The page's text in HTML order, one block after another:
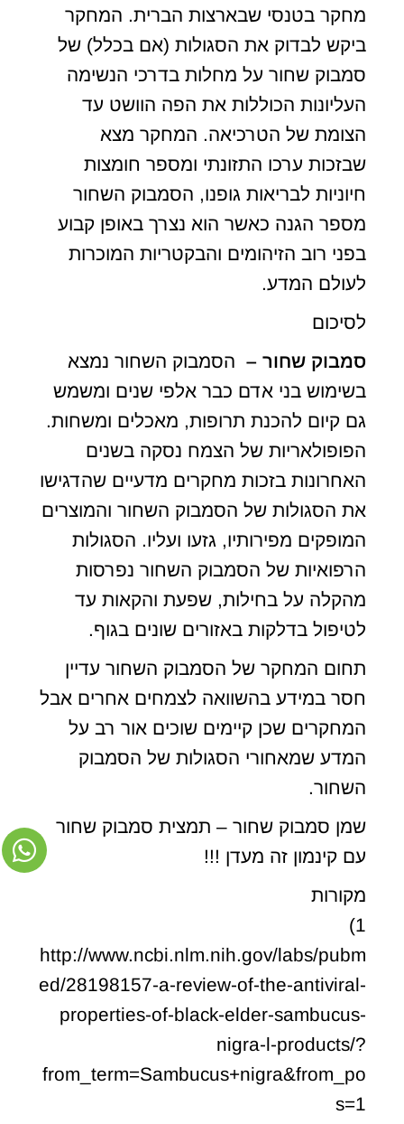
מחקר בטנסי שבארצות הברית. המחקר
ביקש לבדוק את הסגולות (אם בכלל) של
סמבוק שחור על מחלות בדרכי הנשימה
העליונות הכוללות את הפה הוושט עד
הצומת של הטרכיאה. המחקר מצא
שבזכות ערכו התזונתי ומספר חומצות
חיוניות לבריאות גופנו, הסמבוק השחור
מספר הגנה כאשר הוא נצרך באופן קבוע
בפני רוב הזיהומים והבקטריות המוכרות
לעולם המדע.
לסיכום
סמבוק שחור – הסמבוק השחור נמצא
בשימוש בני אדם כבר אלפי שנים ומשמש
גם קיום להכנת תרופות, מאכלים ומשחות.
הפופולאריות של הצמח נסקה בשנים
האחרונות בזכות מחקרים מדעיים שהדגישו
את הסגולות של הסמבוק השחור והמוצרים
המופקים מפירותיו, גזעו ועליו. הסגולות
הרפואיות של הסמבוק השחור נפרסות
מהקלה על בחילות, שפעת והקאות עד
לטיפול בדלקות באזורים שונים בגוף.
תחום המחקר של הסמבוק השחור עדיין
חסר במידע בהשוואה לצמחים אחרים אבל
המחקרים שכן קיימים שוכים אור רב על
המדע שמאחורי הסגולות של הסמבוק
השחור.
שמן סמבוק שחור – תמצית סמבוק שחור
עם קינמון זה מעדן !!!
מקורות
1)
http://www.ncbi.nlm.nih.gov/labs/pubm
ed/28198157-a-review-of-the-antiviral-
properties-of-black-elder-sambucus-
nigra-l-products/?
from_term=Sambucus+nigra&from_po
s=1